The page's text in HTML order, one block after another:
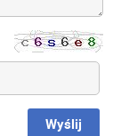
Wyślij